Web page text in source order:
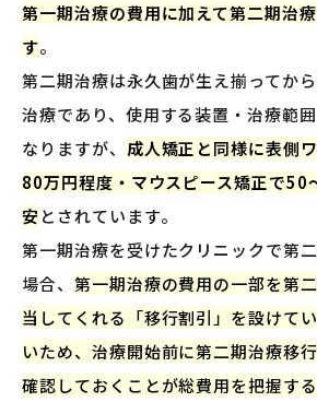
第一期治療の費用に加えて第二期治
す。
第二期治療は永久歯が生え揃ってか
治療であり、使用する装置・治療範
なりますが、 成人矯正と同様に表側
80万円程度・マウスピース矯正で50
安とされています。
第一期治療を受けたクリニックで第
場合、 第一期治療の費用の一部を第
当してくれる「移行割引」を設けて
いため、治療開始前に第二期治療移
確認しておくことが総費用を把握す